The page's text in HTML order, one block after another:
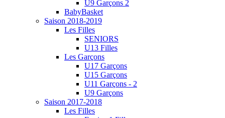
U9 Garçons 2
BabyBasket
Saison 2018-2019
Les Filles
SENIORS
U13 Filles
Les Garçons
U17 Garçons
U15 Garçons
U11 Garçons - 2
U9 Garçons
Saison 2017-2018
Les Filles